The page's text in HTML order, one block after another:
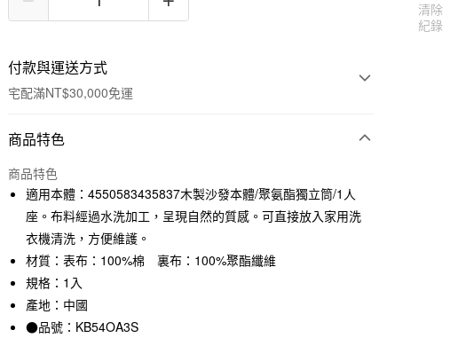
付款與運送方式
宅配滿NT$30,000免運
付款方式
信用卡一次付款
信用卡分期付款
3 期 0 利率 每期NT$666
合作金庫商業銀行
第一商業銀行
華南商業銀行
上海商業儲蓄銀行
國泰世華商業銀行
臺灣中小企業銀行
LINE Pay
Apple Pay
街口支付
商品特色
商品特色
適用本體：4550583435837木製沙發本體/聚氨酯獨立筒/1人
座。布料經過水洗加工，呈現自然的質感。可直接放入家用洗
衣機清洗，方便維護。
材質：表布：100%棉 裏布：100%聚酯纖維
規格：1入
產地：中國
●品號：KB54OA3S
清除
紀錄